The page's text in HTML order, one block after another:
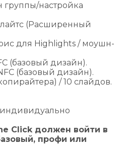
группы/настройка
(Расширенный
для Highlights / моушн-
(базовый дизайн).
(базовый дизайн).
/ 10 слайдов.
индивидуально
Click должен войти в
профи или